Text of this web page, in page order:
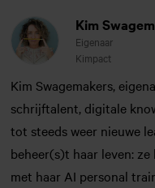
Kim
Eigenaar
Kimpact
Kim Swagemakers,
schrijftalent, digitale
tot steeds weer nieuwe
beheer(s)t haar leven:
met haar AI personal